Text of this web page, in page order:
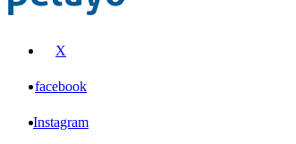
X
facebook
Instagram